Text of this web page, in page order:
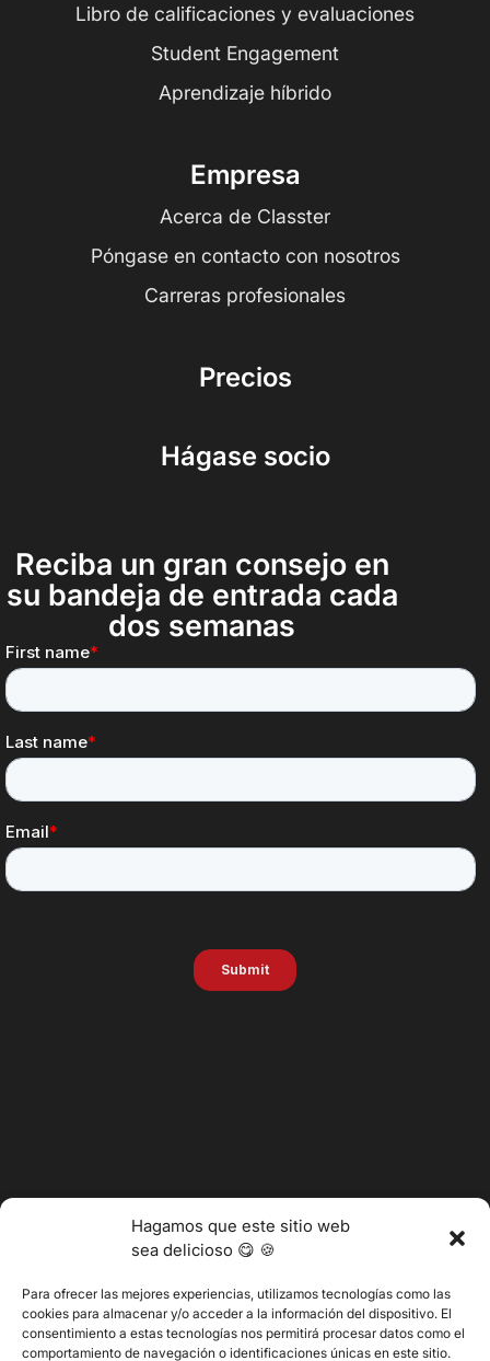
Hagamos que este sitio web
sea delicioso 😋 🍪
Para ofrecer las mejores experiencias, utilizamos tecnologías como las
cookies para almacenar y/o acceder a la información del dispositivo. El
consentimiento a estas tecnologías nos permitirá procesar datos como el
comportamiento de navegación o identificaciones únicas en este sitio.
Libro de calificaciones y evaluaciones
Student Engagement
Aprendizaje híbrido
Empresa
Acerca de Classter
Póngase en contacto con nosotros
Carreras profesionales
Precios
Hágase socio
Reciba un gran consejo en
su bandeja de entrada cada
dos semanas
@2025 Vertitech. Todos los derechos reservados.